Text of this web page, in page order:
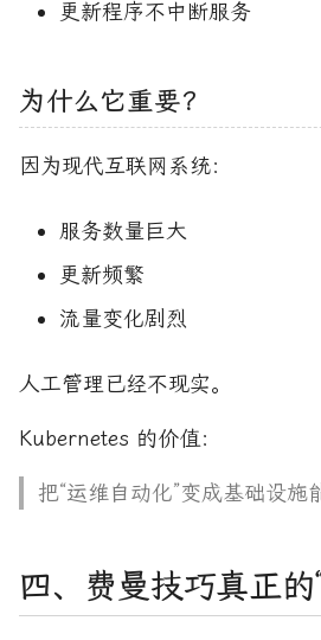
更新程序不中断服务
为什么它重要？
因为现代互联网系统：
服务数量巨大
更新频繁
流量变化剧烈
人工管理已经不现实。
Kubernetes 的价值：
把“运维自动化”变成基础设施
四、费曼技巧真正的